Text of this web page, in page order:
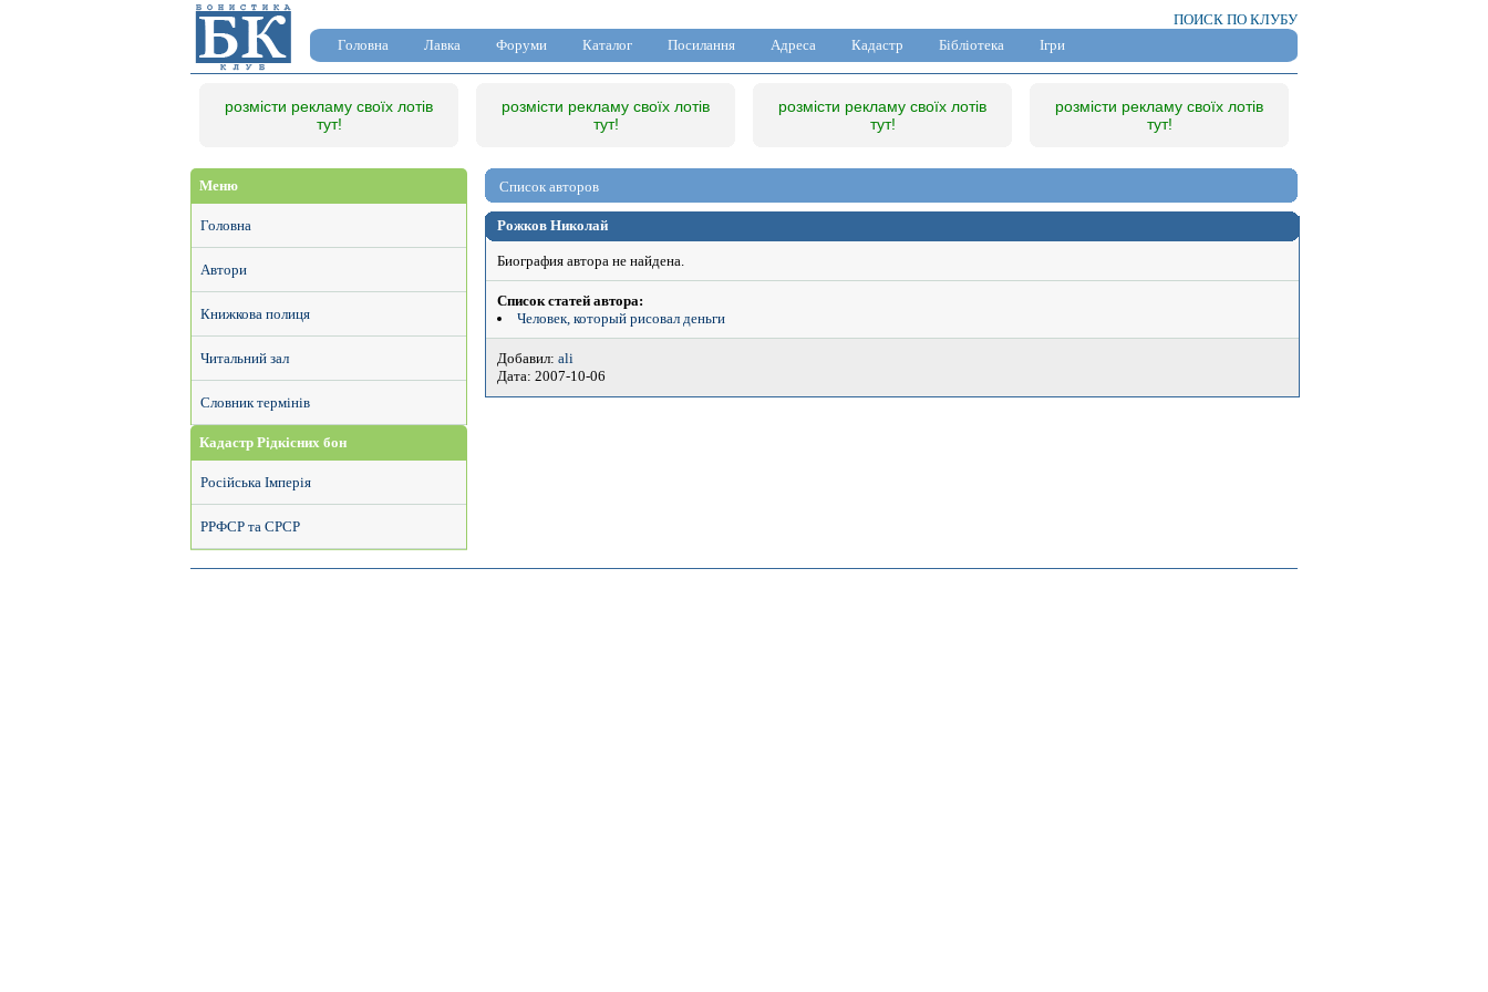
ПОИСК ПО КЛУБУ
Головна
Лавка Форуми Каталог Посилання Адреса Кадастр Бібліотека Ігри
розмісти рекламу своїх лотів
тут!
розмісти рекламу своїх лотів
тут!
розмісти рекламу своїх лотів
тут!
розмісти рекламу своїх лотів
тут!
Меню
Головна
Автори
Книжкова полиця
Читальний зал
Словник термінів
Кадастр Рідкісних бон
Російська Імперія
РРФСР та СРСР
Список авторов
Рожков Николай
Биография автора не найдена.
Список статей автора:
Человек, который рисовал деньги
Добавил: ali
Дата: 2007-10-06